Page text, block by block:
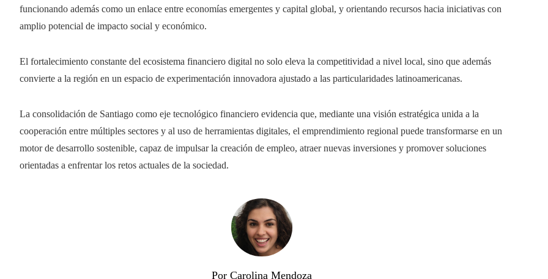
funcionando además como un enlace entre economías emergentes y capital global, y orientando recursos hacia iniciativas con
amplio potencial de impacto social y económico.
El fortalecimiento constante del ecosistema financiero digital no solo eleva la competitividad a nivel local, sino que además
convierte a la región en un espacio de experimentación innovadora ajustado a las particularidades latinoamericanas.
La consolidación de Santiago como eje tecnológico financiero evidencia que, mediante una visión estratégica unida a la
cooperación entre múltiples sectores y al uso de herramientas digitales, el emprendimiento regional puede transformarse en un
motor de desarrollo sostenible, capaz de impulsar la creación de empleo, atraer nuevas inversiones y promover soluciones
orientadas a enfrentar los retos actuales de la sociedad.
Por Carolina Mendoza